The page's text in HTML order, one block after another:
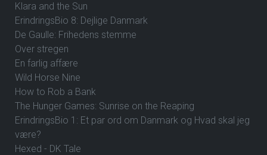
Klara and the Sun
ErindringsBio 8: Dejlige Danmark
De Gaulle: Frihedens stemme
Over stregen
En farlig affære
Wild Horse Nine
How to Rob a Bank
The Hunger Games: Sunrise on the Reaping
ErindringsBio 1: Et par ord om Danmark og Hvad skal jeg
være?
Hexed - DK Tale